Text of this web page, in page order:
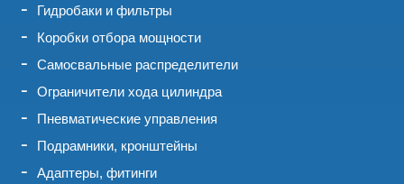
Гидробаки и фильтры
Коробки отбора мощности
Самосвальные распределители
Ограничители хода цилиндра
Пневматические управления
Подрамники, кронштейны
Адаптеры, фитинги